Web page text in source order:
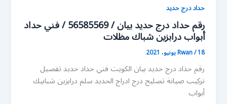
حداد درج حديد
رقم حداد درج حديد بيان / 56585569 / فني حداد
أبواب درابزين شباك مظلات
Rwan/18 يونيو، 2021
رقم حداد درج حديد بيان الكويت فني حداد حديد تفصيل
تركيب صيانة تصليح درج ادراج الحديد سلم درابزين شبابيك
أبواب